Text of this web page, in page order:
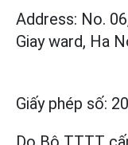
Address: No.
Giay ward, Ha
Giấy phép số: